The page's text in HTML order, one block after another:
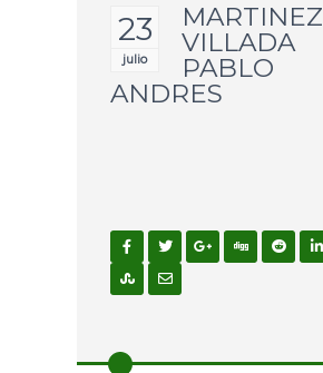
23
julio
MARTINEZ
VILLADA
PABLO
ANDRES